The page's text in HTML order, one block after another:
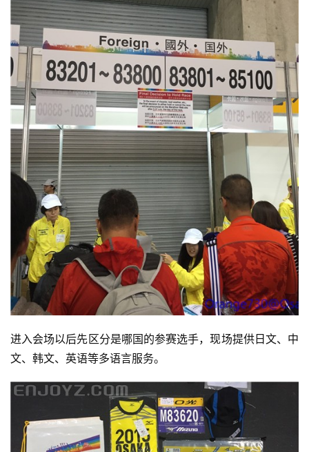
进入会场以后先区分是哪国的参赛选手，现场提供日文、中
文、韩文、英语等多语言服务。